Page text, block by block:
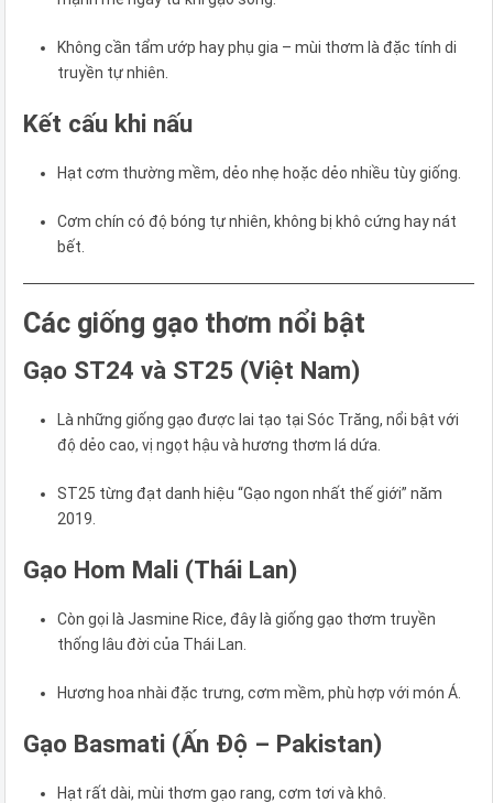
Không cần tẩm ướp hay phụ gia – mùi thơm là đặc tính di
truyền tự nhiên.
Kết cấu khi nấu
Hạt cơm thường mềm, dẻo nhẹ hoặc dẻo nhiều tùy giống.
Cơm chín có độ bóng tự nhiên, không bị khô cứng hay nát
bết.
Các giống gạo thơm nổi bật
Gạo ST24 và ST25 (Việt Nam)
Là những giống gạo được lai tạo tại Sóc Trăng, nổi bật với
độ dẻo cao, vị ngọt hậu và hương thơm lá dứa.
ST25 từng đạt danh hiệu “Gạo ngon nhất thế giới” năm
2019.
Gạo Hom Mali (Thái Lan)
Còn gọi là Jasmine Rice, đây là giống gạo thơm truyền
thống lâu đời của Thái Lan.
Hương hoa nhài đặc trưng, cơm mềm, phù hợp với món Á.
Gạo Basmati (Ấn Độ – Pakistan)
Hạt rất dài, mùi thơm gạo rang, cơm tơi và khô.